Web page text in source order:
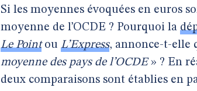
Si les moyennes évoquées en euros
moyenne de l’OCDE ? Pourquoi la
Le Pointou L’Express, annonce-t-elle
moyenne des pays de l’OCDE» ? En
deux comparaisons sont établies en